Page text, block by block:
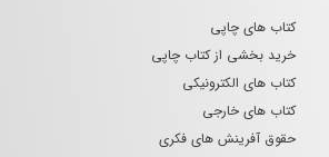
کتاب های چاپی
خرید بخشی از کتاب چاپی
کتاب های الکترونیکی
کتاب های خارجی
حقوق آفرینش های فکری